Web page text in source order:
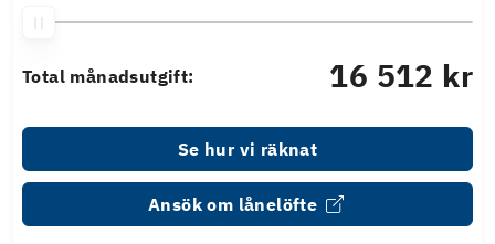
Total månadsutgift: 16 512 kr
Se hur vi räknat
Ansök om lånelöfte